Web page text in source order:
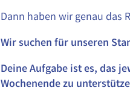
Dann haben wir genau das
Wir suchen für unseren
Deine Aufgabe ist es, das
Wochenende zu